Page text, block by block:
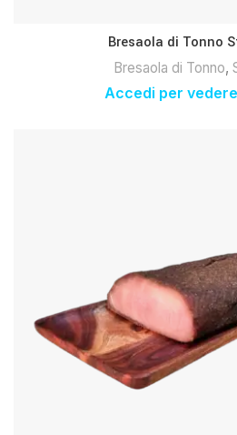
Bresaola di Tonno
Bresaola di Tonno,
Accedi per